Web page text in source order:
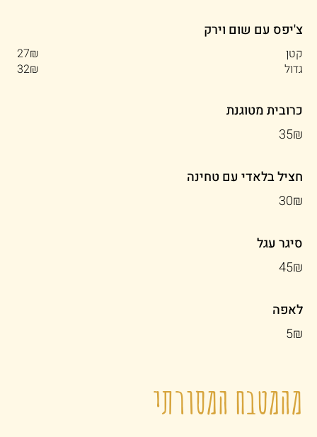
צ'יפס עם שום וירק
קטן
‏27 ‏₪
גדול
‏32 ‏₪
כרובית מטוגנת
‏35 ‏₪
חציל בלאדי עם טחינה
‏30 ‏₪
סיגר עגל
‏45 ‏₪
לאפה
‏5 ‏₪
מהמטבח המסורתי